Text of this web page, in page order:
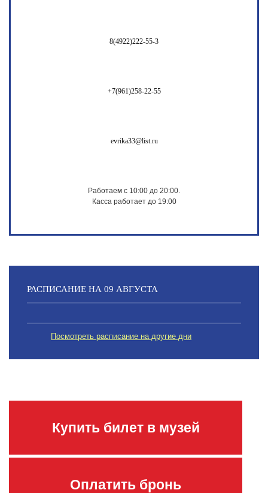
8(4922)222-55-3
+7(961)258-22-55
evrika33@list.ru
Работаем с 10:00 до 20:00.
Касса работает до 19:00
РАСПИСАНИЕ НА 09 АВГУСТА
Посмотреть расписание на другие дни
Купить билет в музей
Оплатить бронь